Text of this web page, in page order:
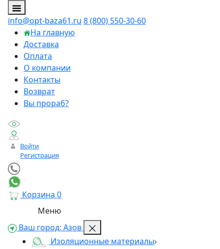
info@opt-baza61.ru 8 (800) 550-30-60
На главную
Доставка
Оплата
О компании
Контакты
Возврат
Вы прораб?
Войти
Регистрация
Корзина 0
Меню
Ваш город: Азов
Изоляционные материалы